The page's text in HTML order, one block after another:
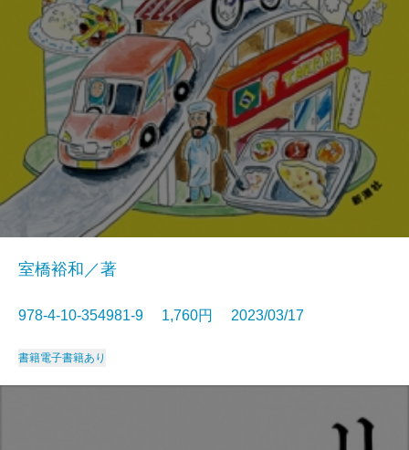
室橋裕和／著
978-4-10-354981-9 1,760円 2023/03/17
書籍電子書籍あり